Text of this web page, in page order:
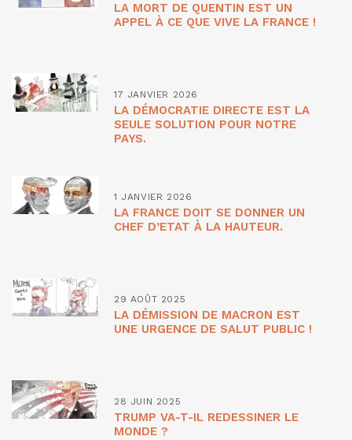
LA MORT DE QUENTIN EST UN
APPEL À CE QUE VIVE LA FRANCE !
17 JANVIER 2026
LA DÉMOCRATIE DIRECTE EST LA
SEULE SOLUTION POUR NOTRE
PAYS.
1 JANVIER 2026
LA FRANCE DOIT SE DONNER UN
CHEF D’ETAT À LA HAUTEUR.
29 AOÛT 2025
LA DÉMISSION DE MACRON EST
UNE URGENCE DE SALUT PUBLIC !
28 JUIN 2025
TRUMP VA-T-IL REDESSINER LE
MONDE ?